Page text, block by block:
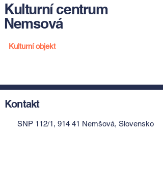
Kulturní centrum
Nemsová
Kulturní objekt
Kontakt
SNP 112/1, 914 41 Nemšová, Slovensko